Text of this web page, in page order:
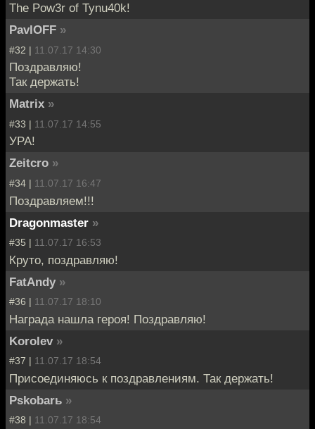
The Pow3r of Tynu40k!
PavlOFF »
#32 | 11.07.17 14:30
Поздравляю!
Так держать!
Matrix »
#33 | 11.07.17 14:55
УРА!
Zeitcro »
#34 | 11.07.17 16:47
Поздравляем!!!
Dragonmaster »
#35 | 11.07.17 16:53
Круто, поздравляю!
FatAndy »
#36 | 11.07.17 18:10
Награда нашла героя! Поздравляю!
Korolev »
#37 | 11.07.17 18:54
Присоединяюсь к поздравлениям. Так держать!
Pskobarь »
#38 | 11.07.17 18:54